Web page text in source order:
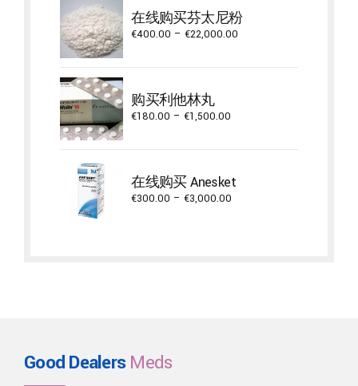
€3,900.00
在线购买芬太尼粉
€400.00 – €22,000.00
购买利他林丸
€180.00 – €1,500.00
€1,500.00
在线购买 Anesket
€300.00 – €3,000.00
Good DealersMeds